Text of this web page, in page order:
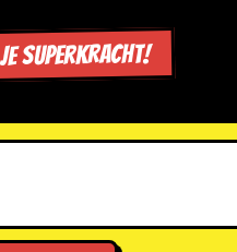
superkracht!